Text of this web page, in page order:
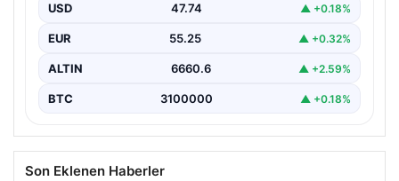
15 Temmuz darbe girişimi sırasında Cumhurbaşkanı
planında yer…
USD 47.74 ▲ +0.18%
EUR 55.25 ▲ +0.32%
ALTIN 6660.6 ▲ +2.59%
BTC 3100000 ▲ +0.18%
Son Eklenen Haberler